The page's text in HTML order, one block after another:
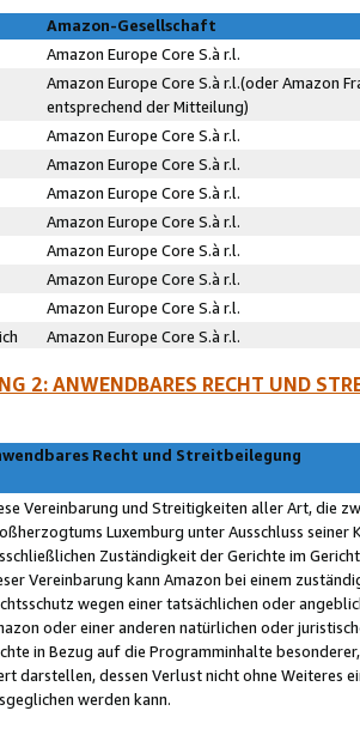
Amazon-Gesellschaft
Amazon Europe Core S.à r.l.
Amazon Europe Core S.à r.l.(oder Amazon
entsprechend der Mitteilung)
Amazon Europe Core S.à r.l.
Amazon Europe Core S.à r.l.
Amazon Europe Core S.à r.l.
Amazon Europe Core S.à r.l.
Amazon Europe Core S.à r.l.
Amazon Europe Core S.à r.l.
Amazon Europe Core S.à r.l.
Amazon Europe Core S.à r.l.
2: ANWENDBARES RECHT UND
Recht und Streitbeilegung
Vereinbarung und Streitigkeiten aller Art, die
Luxemburg unter Ausschluss
Zuständigkeit der Gerichte im
Vereinbarung kann Amazon bei einem
wegen einer tatsächlichen oder
oder einer anderen natürlichen oder
in Bezug auf die Programminhalte
darstellen, dessen Verlust nicht ohne Weiteres
werden kann.